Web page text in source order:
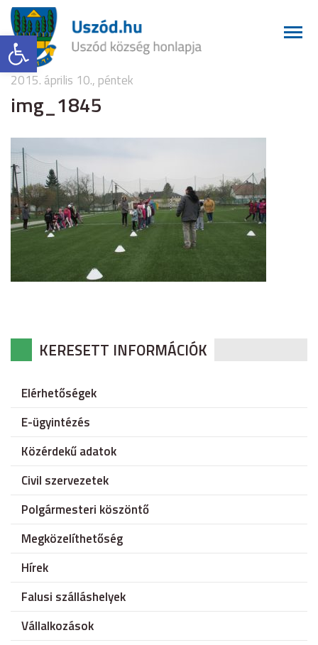
Eszköztár megnyitása
2015. április 10., péntek
img_1845
KERESETT INFORMÁCIÓK
Elérhetőségek
E-ügyintézés
Közérdekű adatok
Civil szervezetek
Polgármesteri köszöntő
Megközelíthetőség
Hírek
Falusi szálláshelyek
Vállalkozások